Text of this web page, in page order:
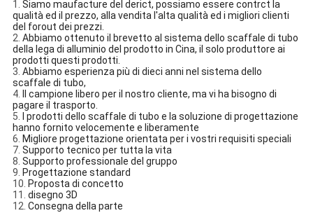
1. Siamo maufacture del derict, possiamo essere contrct la
qualità ed il prezzo, alla vendita l'alta qualità ed i migliori clienti
del forout dei prezzi.
2. Abbiamo ottenuto il brevetto al sistema dello scaffale di tubo
della lega di alluminio del prodotto in Cina, il solo produttore ai
prodotti questi prodotti.
3. Abbiamo esperienza più di dieci anni nel sistema dello
scaffale di tubo,
4.
Il campione libero per il nostro cliente, ma vi ha bisogno di
pagare il trasporto.
5.
I prodotti dello scaffale di tubo e la soluzione di progettazione
hanno fornito velocemente e liberamente
6. Migliore progettazione orientata per i vostri requisiti speciali
7. Supporto tecnico per tutta la vita
8. Supporto professionale del gruppo
9. Progettazione standard
10. Proposta di concetto
11. disegno 3D
12. Consegna della parte